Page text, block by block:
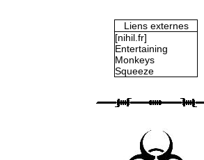
Liens externes
[nihil.fr]
Entertaining
Monkeys
Squeeze